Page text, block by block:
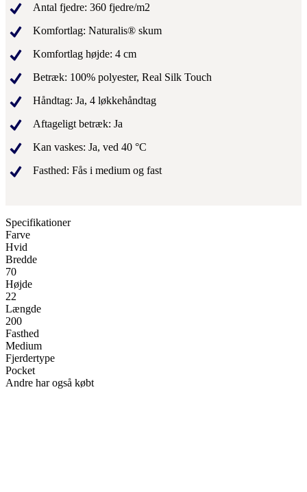
Antal fjedre: 360 fjedre/m2
Komfortlag: Naturalis® skum
Komfortlag højde: 4 cm
Betræk: 100% polyester, Real Silk Touch
Håndtag: Ja, 4 løkkehåndtag
Aftageligt betræk: Ja
Kan vaskes: Ja, ved 40 °C
Fasthed: Fås i medium og fast
Specifikationer
Farve
Hvid
Bredde
70
Højde
22
Længde
200
Fasthed
Medium
Fjerdertype
Pocket
Andre har også købt